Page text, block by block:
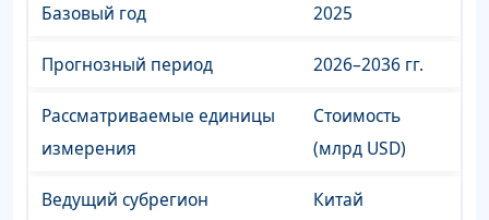
Базовый год 2025
Прогнозный период 2026–2036 гг.
Рассматриваемые единицы
измерения
Стоимость
(млрд USD)
Ведущий субрегион Китай